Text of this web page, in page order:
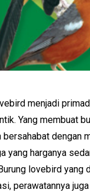
menjadi
Yang membuat
dengan
yang harganya
lovebird
perawatannya